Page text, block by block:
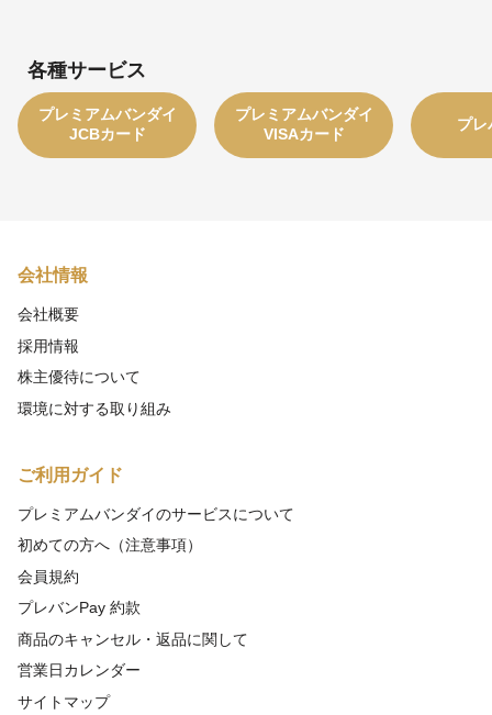
各種サービス
プレミアムバンダイ
JCBカード
プレミアムバンダイ
VISAカード
プ
会社情報
会社概要
採用情報
株主優待について
環境に対する取り組み
ご利用ガイド
プレミアムバンダイのサービスについて
初めての方へ（注意事項）
会員規約
プレバンPay 約款
商品のキャンセル・返品に関して
営業日カレンダー
サイトマップ